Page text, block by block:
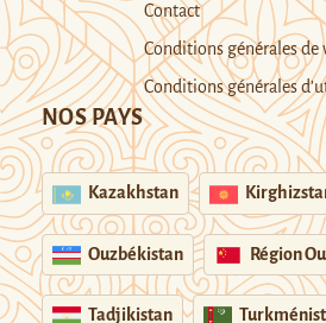
Contact
Conditions générales de
Conditions générales
NOS PAYS
Kazakhstan
Ouzbékistan Région
Tadjikistan